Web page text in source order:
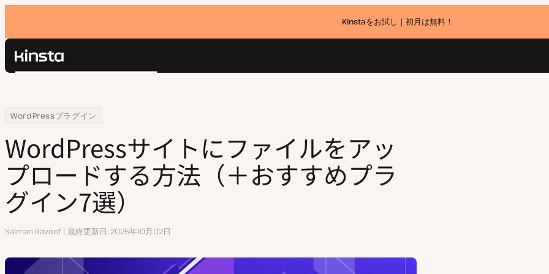
Kinstaをお試し｜初月は無料！
Kinsta®
価格設定
お問い合わせ
検
Home
リソースセンター
WordPressプラグイン
WordPressサイトにファイルをアップロードする方法（＋おすすめプラグイン7選）
WordPressサイトにファイルをアッ
プロードする方法（＋おすすめプラ
グイン7選）
執
Salman Ravoof 最終更新日 2025年10月02日